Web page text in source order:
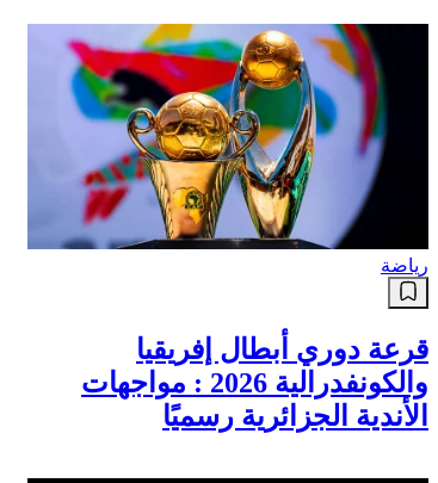
رياضة
قرعة دوري أبطال إفريقيا
والكونفدرالية 2026 : مواجهات
الأندية الجزائرية رسميًا